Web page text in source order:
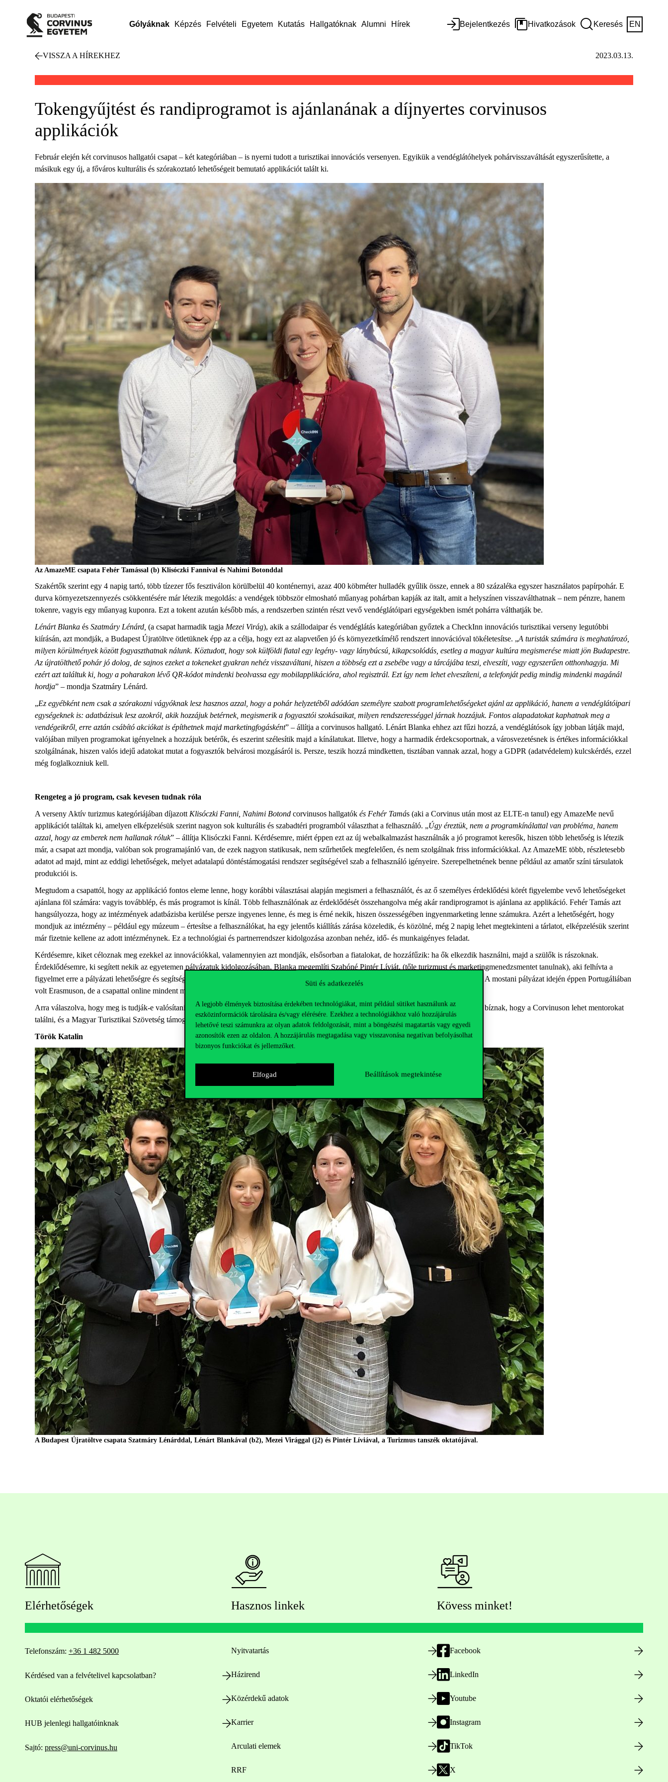
Süti és adatkezelés
A legjobb élmények biztosítása érdekében technológiákat, mint például sütiket használunk az
eszközinformációk tárolására és/vagy elérésére. Ezekhez a technológiákhoz való hozzájárulás
lehetővé teszi számunkra az olyan adatok feldolgozását, mint a böngészési magatartás vagy egyedi
azonosítók ezen az oldalon. A hozzájárulás megtagadása vagy visszavonása negatívan befolyásolhat
bizonyos funkciókat és jellemzőket.
Elfogad Beállítások megtekintése
Gólyáknak Képzés Felvételi Egyetem Kutatás Hallgatóknak Alumni Hírek Bejelentkezés Hivatkozások Keresés EN
VISSZA A HÍREKHEZ 2023.03.13.
Tokengyűjtést és randiprogramot is ajánlanának a díjnyertes corvinusos
applikációk
Február elején két corvinusos hallgatói csapat – két kategóriában – is nyerni tudott a turisztikai innovációs versenyen. Egyikük a vendéglátóhelyek pohárvisszaváltását egyszerűsítette, a
másikuk egy új, a főváros kulturális és szórakoztató lehetőségeit bemutató applikációt talált ki.
Az AmazeME csapata Fehér Tamással (b) Klisóczki Fannival és Nahimi Botonddal
Szakértők szerint egy 4 napig tartó, több tízezer fős fesztiválon körülbelül 40 konténernyi, azaz 400 köbméter hulladék gyűlik össze, ennek a 80 százaléka egyszer használatos papírpohár. E
durva környezetszennyezés csökkentésére már létezik megoldás: a vendégek többször elmosható műanyag pohárban kapják az italt, amit a helyszínen visszaválthatnak – nem pénzre, hanem
tokenre, vagyis egy műanyag kuponra. Ezt a tokent azután később más, a rendszerben szintén részt vevő vendéglátóipari egységekben ismét pohárra válthatják be.
Lénárt Blanka és Szatmáry Lénárd, (a csapat harmadik tagja Mezei Virág), akik a szállodaipar és vendéglátás kategóriában győztek a CheckInn innovációs turisztikai verseny legutóbbi
kiírásán, azt mondják, a Budapest Újratöltve ötletüknek épp az a célja, hogy ezt az alapvetően jó és környezetkímélő rendszert innovációval tökéletesítse. „A turisták számára is meghatározó,
milyen körülmények között fogyaszthatnak nálunk. Köztudott, hogy sok külföldi fiatal egy legény- vagy lánybúcsú, kikapcsolódás, esetleg a magyar kultúra megismerése miatt jön Budapestre.
Az újratölthető pohár jó dolog, de sajnos ezeket a tokeneket gyakran nehéz visszaváltani, hiszen a többség ezt a zsebébe vagy a tárcájába teszi, elveszíti, vagy egyszerűen otthonhagyja. Mi
ezért azt találtuk ki, hogy a poharakon lévő QR-kódot mindenki beolvassa egy mobilapplikációra, ahol regisztrál. Ezt így nem lehet elveszíteni, a telefonját pedig mindig mindenki magánál
hordja” – mondja Szatmáry Lénárd.
„Ez egyébként nem csak a szórakozni vágyóknak lesz hasznos azzal, hogy a pohár helyzetéből adódóan személyre szabott programlehetőségeket ajánl az applikáció, hanem a vendéglátóipari
egységeknek is: adatbázisuk lesz azokról, akik hozzájuk betérnek, megismerik a fogyasztói szokásaikat, milyen rendszerességgel járnak hozzájuk. Fontos alapadatokat kaphatnak meg a
vendégeikről, erre aztán csábító akciókat is építhetnek majd marketingfogásként” – állítja a corvinusos hallgató. Lénárt Blanka ehhez azt fűzi hozzá, a vendéglátósok így jobban látják majd,
valójában milyen programokat igényelnek a hozzájuk betérők, és eszerint szélesítik majd a kínálatukat. Illetve, hogy a harmadik érdekcsoportnak, a városvezetésnek is értékes információkkal
szolgálnának, hiszen valós idejű adatokat mutat a fogyasztók belvárosi mozgásáról is. Persze, teszik hozzá mindketten, tisztában vannak azzal, hogy a GDPR (adatvédelem) kulcskérdés, ezzel
még foglalkozniuk kell.
Rengeteg a jó program, csak kevesen tudnak róla
A verseny Aktív turizmus kategóriájában díjazott Klisóczki Fanni, Nahimi Botond corvinusos hallgatók és Fehér Tamás (aki a Corvinus után most az ELTE-n tanul) egy AmazeMe nevű
applikációt találtak ki, amelyen elképzelésük szerint nagyon sok kulturális és szabadtéri programból választhat a felhasználó. „Úgy éreztük, nem a programkínálattal van probléma, hanem
azzal, hogy az emberek nem hallanak róluk” – állítja Klisóczki Fanni. Kérdésemre, miért éppen ezt az új webalkalmazást használnák a jó programot keresők, hiszen több lehetőség is létezik
már, a csapat azt mondja, valóban sok programajánló van, de ezek nagyon statikusak, nem szűrhetőek megfelelően, és nem szolgálnak friss információkkal. Az AmazeME több, részletesebb
adatot ad majd, mint az eddigi lehetőségek, melyet adatalapú döntéstámogatási rendszer segítségével szab a felhasználó igényeire. Szerepelhetnének benne például az amatőr színi társulatok
produkciói is.
Megtudom a csapattól, hogy az applikáció fontos eleme lenne, hogy korábbi választásai alapján megismeri a felhasználót, és az ő személyes érdeklődési körét figyelembe vevő lehetőségeket
ajánlana föl számára: vagyis továbblép, és más programot is kínál. Több felhasználónak az érdeklődését összehangolva még akár randiprogramot is ajánlana az applikáció. Fehér Tamás azt
hangsúlyozza, hogy az intézmények adatbázisba kerülése persze ingyenes lenne, és meg is érné nekik, hiszen összességében ingyenmarketing lenne számukra. Azért a lehetőségért, hogy
mondjuk az intézmény – például egy múzeum – értesítse a felhasználókat, ha egy jelentős kiállítás zárása közeledik, és közölné, még 2 napig lehet megtekinteni a tárlatot, elképzelésük szerint
már fizetnie kellene az adott intézménynek. Ez a technológiai és partnerrendszer kidolgozása azonban nehéz, idő- és munkaigényes feladat.
Kérdésemre, kiket céloznak meg ezekkel az innovációkkal, valamennyien azt mondják, elsősorban a fiatalokat, de hozzáfűzik: ha ők elkezdik használni, majd a szülők is rászoknak.
Érdeklődésemre, ki segített nekik az egyetemen pályázatuk kidolgozásában, Blanka megemlíti Szabóné Pintér Líviát, (tőle turizmust és marketingmenedzsmentet tanulnak), aki felhívta a
figyelmet erre a pályázati lehetőségre és segítséget is adott a kidolgozás során. Fanni elmeséli, hogy ő „veterán” pályázó és már máskor is nyert. A mostani pályázat idején éppen Portugáliában
volt Erasmuson, de a csapattal online mindent meg tudtak oldani.
Arra válaszolva, hogy meg is tudják-e valósítani az innovációt, amit kitaláltak, valamennyien azt felelik: elképzelhető, hogy belevágnak. Abban bíznak, hogy a Corvinuson lehet mentorokat
találni, és a Magyar Turisztikai Szövetség támogatásában is reménykednek.
Török Katalin
A Budapest Újratöltve csapata Szatmáry Lénárddal, Lénárt Blankával (b2), Mezei Virággal (j2) és Pintér Líviával, a Turizmus tanszék oktatójával.
Elérhetőségek
Telefonszám: +36 1 482 5000
Kérdésed van a felvételivel kapcsolatban?
Oktatói elérhetőségek
HUB jelenlegi hallgatóinknak
Sajtó: press@uni-corvinus.hu
Hasznos linkek
Nyitvatartás
Házirend
Közérdekű adatok
Karrier
Arculati elemek
RRF
Kövess minket!
Facebook
LinkedIn
Youtube
Instagram
TikTok
X